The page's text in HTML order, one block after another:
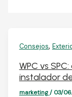
Consejos,
WPC vs
instalador
marketing/ 03/